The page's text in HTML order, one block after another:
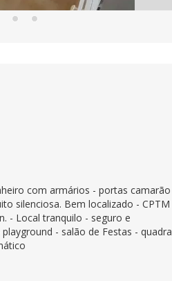
com armários - portas camarão
silenciosa. Bem localizado - CPTM
- Local tranquilo - seguro e
- salão de Festas - quadra